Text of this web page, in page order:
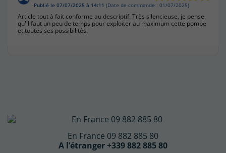
Publié le 07/07/2025 à 14:11 (Date de commande : 01/07/2025)
Article tout à fait conforme au descriptif. Très silencieuse, je pense
qu'il faut un peu de temps pour exploiter au maximum cette pompe
et toutes ses possibilités.
En France 09 882 885 80
A l’étranger +339 882 885 80